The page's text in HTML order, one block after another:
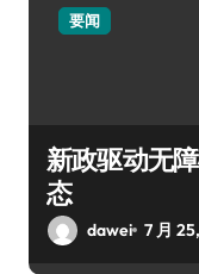
要闻
新政驱动无
态
dawei 7 月